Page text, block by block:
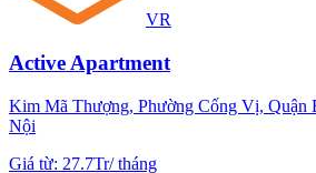
VR
Active Apartment
Kim Mã Thượng, Phường Cống Vị, Quận
Nội
Giá từ: 27.7Tr/tháng